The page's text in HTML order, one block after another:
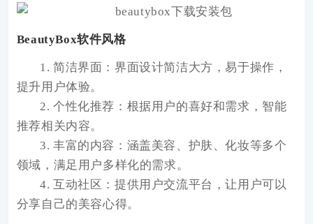
BeautyBox软件风格
1. 简洁界面：界面设计简洁大方，易于操作，
提升用户体验。
2. 个性化推荐：根据用户的喜好和需求，智能
推荐相关内容。
3. 丰富的内容：涵盖美容、护肤、化妆等多个
领域，满足用户多样化的需求。
4. 互动社区：提供用户交流平台，让用户可以
分享自己的美容心得。